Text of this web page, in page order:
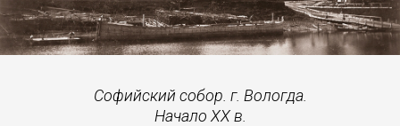
Софийский собор. г. Вологда.
Начало XX в.